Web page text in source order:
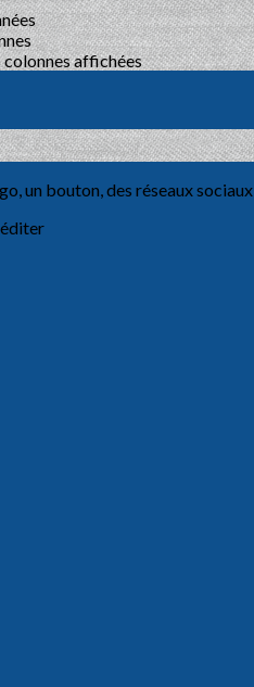
affichées
un bouton, des réseaux sociaux